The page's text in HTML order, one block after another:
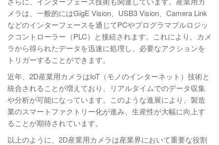
メラは、一般的にはGigE Vision、USB3 Vision、Camera Link
などのインターフェースを通じてPCやプログラマブルロジッ
クコントローラー（PLC）と接続されます。これにより、カメ
ラから得られたデータを迅速に処理し、必要なアクションを
トリガーすることができます。
近年、2D産業用カメラはIoT（モノのインターネット）技術と
統合されることが増えており、リアルタイムでのデータ収集
や分析が可能になっています。このような進展により、製造
業のスマートファクトリー化が進み、生産性が大幅に向上す
ることが期待されています。
以上のように、2D産業用カメラは産業界において重要な役割